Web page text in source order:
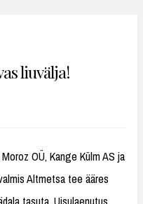
liuvälja!
OÜ, Kange Külm AS ja
Altmetsa tee ääres